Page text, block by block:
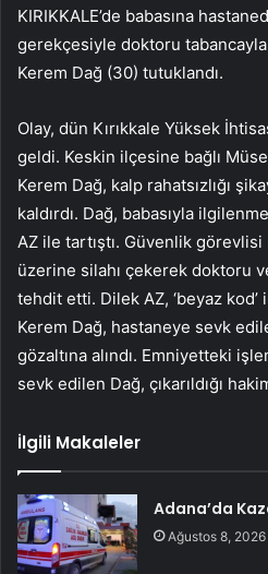
KIRIKKALE’de babasına
gerekçesiyle doktoru
Kerem Dağ (30) tutuklandı.
Olay, dün Kırıkkale Yüksek
geldi. Keskin ilçesine bağlı
Kerem Dağ, kalp rahatsızlığı
kaldırdı. Dağ, babasıyla
AZ ile tartıştı. Güvenlik
üzerine silahı çekerek doktoru
tehdit etti. Dilek AZ, ‘beyaz
Kerem Dağ, hastaneye sevk
gözaltına alındı. Emniyetteki
sevk edilen Dağ, çıkarıldığı
İlgili Makaleler
Adana’da
Ağustos 8, 2026